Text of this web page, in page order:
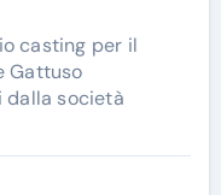
casting per il
Gattuso
dalla società